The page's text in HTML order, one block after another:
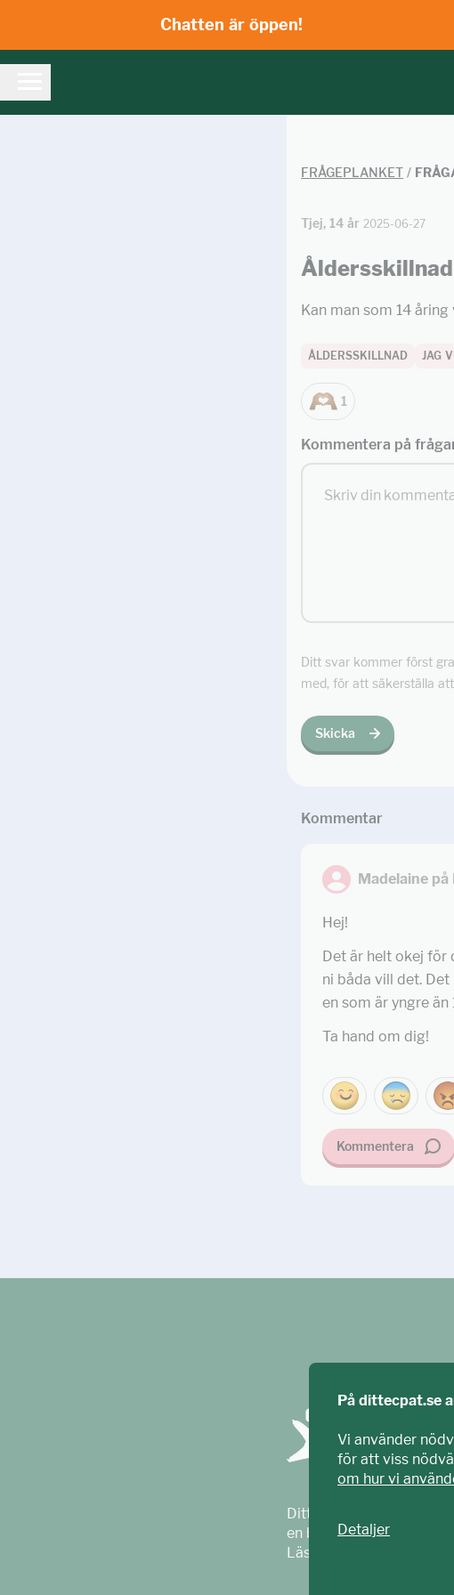
Chatten är öppen!
FRÅGEPLANKET /
Tjej, 14 år 2025-06-27
Åldersskillnad
Kan man som 14
ÅLDERSSKILLNAD JAG
1
Kommentera på
Ditt svar kommer först
med, för att säkerställa
Skicka
Kommentar
Madelaine på
Hej!
Det är helt okej för
ni båda vill det.
en som är yngre än
Ta hand om dig!
Kommentera
Ditt ECPAT har tagits
en barnrättsorganisation
Läs mer på
På dittecpat.se
Vi använder
för att viss
om hur vi
Detaljer